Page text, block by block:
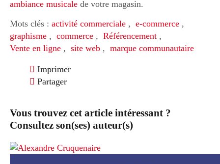
ambiance musicale de votre magasin.
Mots clés : activité commerciale , e-commerce ,
graphisme , commerce , Référencement ,
Vente en ligne , site web , marque communautaire
Imprimer
Partager
Vous trouvez cet article intéressant ?
Consultez son(ses) auteur(s)